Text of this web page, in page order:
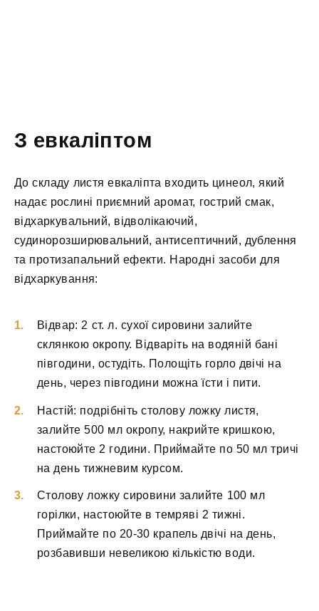
З евкаліптом
До складу листя евкаліпта входить цинеол, який
надає рослині приємний аромат, гострий смак,
відхаркувальний, відволікаючий,
судинорозширювальний, антисептичний, дублення
та протизапальний ефекти. Народні засоби для
відхаркування:
Відвар: 2 ст. л. сухої сировини залийте
склянкою окропу. Відваріть на водяній бані
півгодини, остудіть. Полощіть горло двічі на
день, через півгодини можна їсти і пити.
Настій: подрібніть столову ложку листя,
залийте 500 мл окропу, накрийте кришкою,
настоюйте 2 години. Приймайте по 50 мл тричі
на день тижневим курсом.
Столову ложку сировини залийте 100 мл
горілки, настоюйте в темряві 2 тижні.
Приймайте по 20-30 крапель двічі на день,
розбавивши невеликою кількістю води.